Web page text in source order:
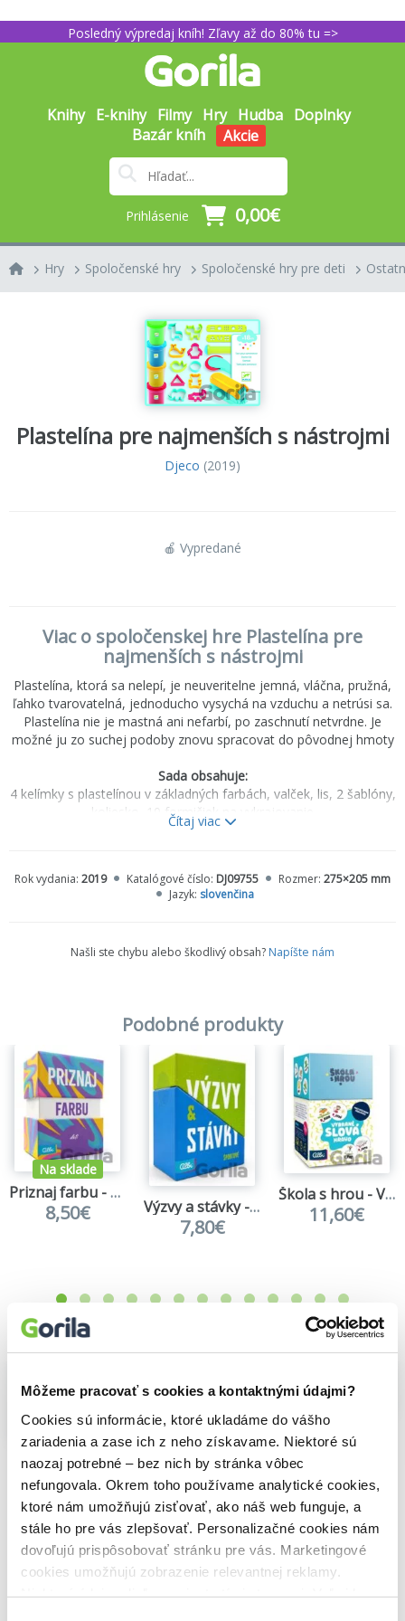
Môžeme pracovať s cookies a kontaktnými údajmi?
Cookies sú informácie, ktoré ukladáme do vášho
zariadenia a zase ich z neho získavame. Niektoré sú
naozaj potrebné – bez nich by stránka vôbec
nefungovala. Okrem toho používame analytické cookies,
ktoré nám umožňujú zisťovať, ako náš web funguje, a
stále ho pre vás zlepšovať. Personalizačné cookies nám
dovoľujú prispôsobovať stránku pre vás. Marketingové
cookies umožňujú zobrazenie relevantnej reklamy.
Niektoré údaje zdieľame aj s tretími stranami. Veľmi by
Posledný výpredaj kníh! Zľavy až do 80% tu =>
Knihy E-knihy Filmy Hry Hudba Doplnky
Bazár kníh
Akcie
Prihlásenie 0,00€
Hry Spoločenské hry Spoločenské hry pre deti
Plastelína pre najmenších s nástrojmi
Djeco (2019)
🍎 Vypredané
Viac o spoločenskej hre Plastelína pre
najmenších s nástrojmi
Plastelína, ktorá sa nelepí, je neuveritelne jemná, vláčna, pružná,
ľahko tvarovatelná, jednoducho vysychá na vzduchu a netrúsi sa.
Plastelína nie je mastná ani nefarbí, po zaschnutí netvrdne. Je
možné ju zo suchej podoby znovu spracovat do pôvodnej hmoty
Sada obsahuje:
4 kelímky s plastelínou v základných farbách, valček, lis, 2 šablóny,
koliesko, 10 formičiek na vykrajovanie
Pre deti od 2 rokov
Čítaj viac
Rok vydania: 2019 Katalógové číslo: DJ09755 Rozmer: 275×205 mm
Jazyk: slovenčina
Našli ste chybu alebo škodlivý obsah? Napíšte nám
Podobné produkty
Na sklade
Priznaj farbu - Deti
8,50€ Výzvy a stávky - Športové
7,80€
Škola s hrou - Vybrané slová hravo SK
11,60€
Na sklade
Veľká plastelínová sada
25,20€
Na sklade
Maľovanie na poháre
20,80€
Na sklade
8,50€